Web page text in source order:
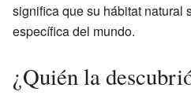
significa que su hábitat natural
específica del mundo.
¿Quién la